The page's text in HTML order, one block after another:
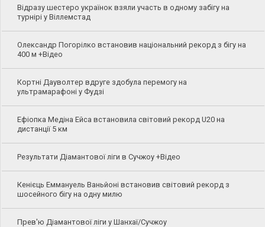
Відразу шестеро українок взяли участь в одному забігу на
турнірі у Віллемстад
Олександр Погорілко встановив національний рекорд з бігу на
400 м +Відео
Кортні Дауволтер вдруге здобула перемогу на
ультрамарафоні у Фудзі
Ефіопка Медіна Ейса встановила світовий рекорд U20 на
дистанції 5 км
Результати Діамантової ліги в Сучжоу +Відео
Кенієць Еммануель Ваньйоні встановив світовий рекорд з
шосейного бігу на одну милю
Прев'ю Діамантової ліги у Шанхаї/Сучжоу